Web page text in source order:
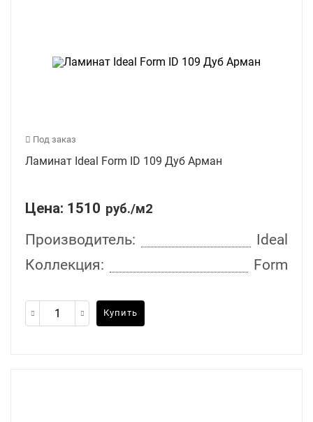
Под заказ
Ламинат Ideal Form ID 109 Дуб Арман
Цена: 1510 руб./м2
Производитель:
Ideal
Коллекция:
Form
Купить